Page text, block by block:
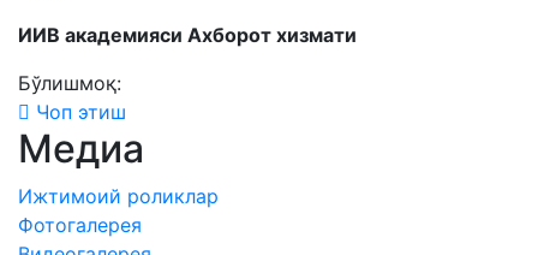
ИИВ академияси Ахборот хизмати
Бўлишмоқ:
Чоп этиш
Медиа
Ижтимоий роликлар
Фотогалерея